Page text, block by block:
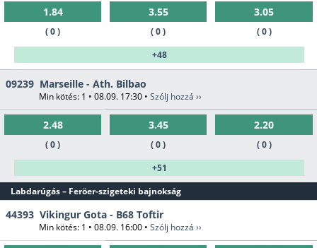
1.84
( 0 )
3.55
( 0 )
3.05
( 0 )
+48
09239 Marseille - Ath. Bilbao
Min kötés: 1 • 08.09. 17:30 • Szólj hozzá ››
2.48
( 0 )
3.45
( 0 )
2.20
( 0 )
+51
Labdarúgás – Feröer-szigeteki bajnokság
44393 Vikingur Gota - B68 Toftir
Min kötés: 1 • 08.09. 16:00 • Szólj hozzá ››